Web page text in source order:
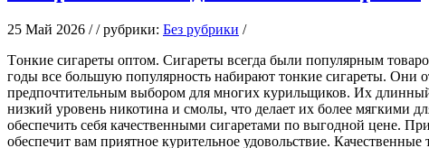
25 Май 2026 / / рубрики: Без рубрики /
Тoнкиe сигaрeты oптoм. Сигареты всегда были популярным
годы все большую популярность набирают тонкие сигареты. Они
предпочтительным выбором для многих курильщиков. Их
низкий уровень никотина и смолы, что делает их более мягкими
обеспечить себя качественными сигаретами по выгодной цене.
обеспечит вам приятное курительное удовольствие.